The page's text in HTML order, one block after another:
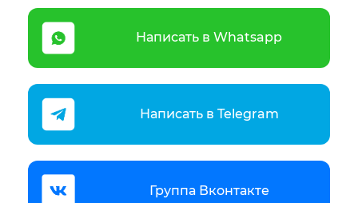
Написать в Whatsapp
Написать в Telegram
Группа Вконтакте